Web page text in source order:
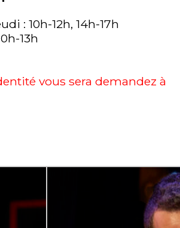
: 10h-12h, 14h-17h
13h
vous sera demandez à